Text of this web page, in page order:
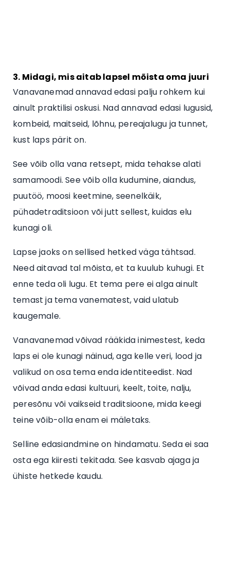
3. Midagi, mis aitab lapsel mõista oma juuri
Vanavanemad annavad edasi palju rohkem kui
ainult praktilisi oskusi. Nad annavad edasi lugusid,
kombeid, maitseid, lõhnu, pereajalugu ja tunnet,
kust laps pärit on.
See võib olla vana retsept, mida tehakse alati
samamoodi. See võib olla kudumine, aiandus,
puutöö, moosi keetmine, seenelkäik,
pühadetraditsioon või jutt sellest, kuidas elu
kunagi oli.
Lapse jaoks on sellised hetked väga tähtsad.
Need aitavad tal mõista, et ta kuulub kuhugi. Et
enne teda oli lugu. Et tema pere ei alga ainult
temast ja tema vanematest, vaid ulatub
kaugemale.
Vanavanemad võivad rääkida inimestest, keda
laps ei ole kunagi näinud, aga kelle veri, lood ja
valikud on osa tema enda identiteedist. Nad
võivad anda edasi kultuuri, keelt, toite, nalju,
peresõnu või vaikseid traditsioone, mida keegi
teine võib-olla enam ei mäletaks.
Selline edasiandmine on hindamatu. Seda ei saa
osta ega kiiresti tekitada. See kasvab ajaga ja
ühiste hetkede kaudu.